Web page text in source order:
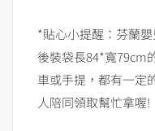
*貼心小提醒：芬蘭
後裝袋長84*寬79cm
車或手提，都有一定
人陪同領取幫忙拿喔!